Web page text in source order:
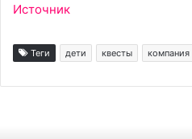
Источник
Теги дети квесты компания